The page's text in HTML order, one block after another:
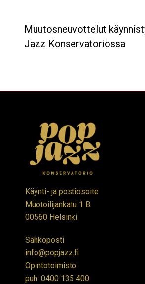
Muutosneuvottelut
Jazz Konservatoriossa
Käynti- ja postiosoite
Muotoilijankatu 1 B
00560 Helsinki
Sähköposti
info@popjazz.fi
Opintotoimisto
puh. 0400 135 400